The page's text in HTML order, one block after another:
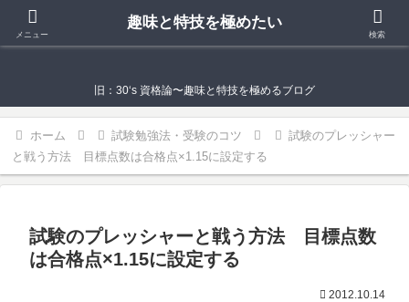
趣味と特技を極めたい
旧：30‘s 資格論〜趣味と特技を極めるブログ
ホーム 試験勉強法・受験のコツ
試験のプレッシャー
と戦う方法 目標点数は合格点×1.15に設定する
試験のプレッシャーと戦う方法 目標点数
は合格点×1.15に設定する
2012.10.14
メニュー
趣味と特技を極めたい
検索